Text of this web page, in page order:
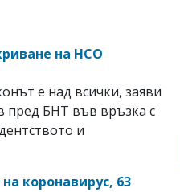
на НСО
е над всички, заяви
БНТ във връзка с
и
коронавирус, 63